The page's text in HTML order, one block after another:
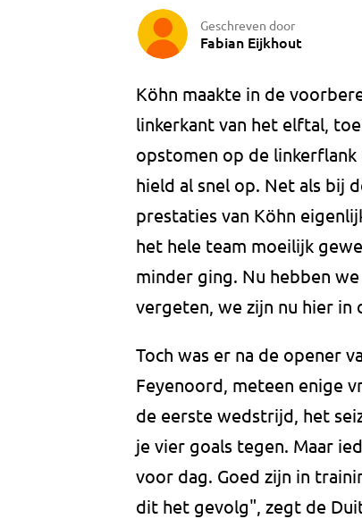
Geschreven door
Fabian Eijkhout
Köhn maakte in de
linkerkant van het elftal,
opstomen op de
hield al snel op. Net als bij
prestaties van Köhn
het hele team moeilijk
minder ging. Nu hebben
vergeten, we zijn nu hier in
Toch was er na de opener
Feyenoord, meteen enige
de eerste wedstrijd, het
je vier goals tegen. Maar
voor dag. Goed zijn in
dit het gevolg", zegt de